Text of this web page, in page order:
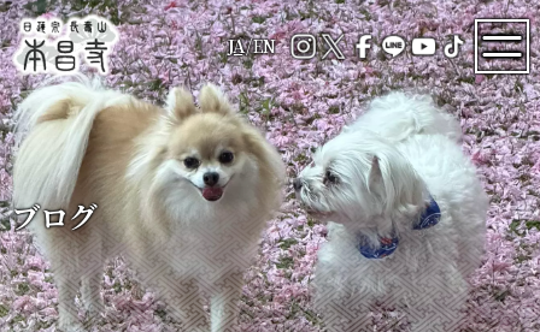
JA/EN
ブログ